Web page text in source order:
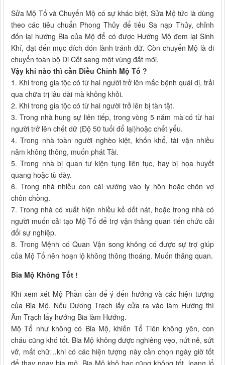
Sửa Mộ Tổ và Chuyển Mộ có sự khác biệt, Sửa Mộ tức là dùng
theo các tiêu chuẩn Phong Thủy để tiêu Sa nạp Thủy, chỉnh
đốn lại hướng Bia của Mộ để có được Hướng Mộ đem lại Sinh
Khí, đạt đến mục đích đón lành tránh dữ. Còn chuyển Mộ là di
chuyển toàn bộ Di Cốt sang một vùng đất mới.
Vậy khi nào thì cần Điều Chỉnh Mộ Tổ ?
1. Khi trong gia tộc có từ hai người trở lên mắc bệnh quái dị, trải
qua chữa trị lâu dài mà không khỏi.
2. Khi trong gia tộc có từ hai người trở lên bị tàn tật.
3. Trong nhà hung sự liên tiếp, trong vòng 5 năm mà có từ hai
người trở lên chết dữ (Độ 50 tuổi đổ lại)hoặc chết yểu.
4. Trong nhà toàn người nghèo kiệt, khốn khổ, tài vận nhiều
năm không thông, muốn phát Tài.
5. Trong nhà bị quan tư kiện tụng liên tục, hay bị họa huyết
quang hoặc tù đày.
6. Trong nhà nhiều con cái vướng vào ly hôn hoặc chôn vợ
chôn chồng.
7. Trong nhà có xuất hiện nhiều kẻ dốt nát, hoặc trong nhà có
người muốn cải tạo Mộ Tổ để trợ vận thăng quan tiến chức cải
đổi sự nghiệp.
8. Trong Mệnh có Quan Vận song không có được sự trợ giúp
của Mộ Tổ nên hoạn lộ không thông thoáng. Muốn thăng quan.
Bia Mộ Không Tốt !
Khi xem xét Mộ Phần cần để ý đến hướng và các hiện tượng
của Bia Mộ. Nếu Dương Trạch lấy cửa ra vào làm Hướng thì
Âm Trạch lấy hướng Bia làm Hướng.
Mộ Tổ như không có Bia Mộ, khiến Tổ Tiên không yên, con
cháu cũng khó tốt. Bia Mộ không được nghiêng vẹo, nứt nẻ, sứt
vỡ, mất chữ…khi có các hiện tượng này cần chọn ngày giờ tốt